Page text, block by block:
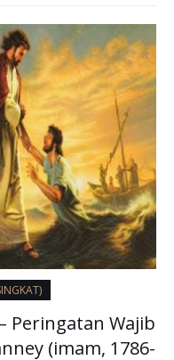
Peringatan Wajib
(imam, 1786-